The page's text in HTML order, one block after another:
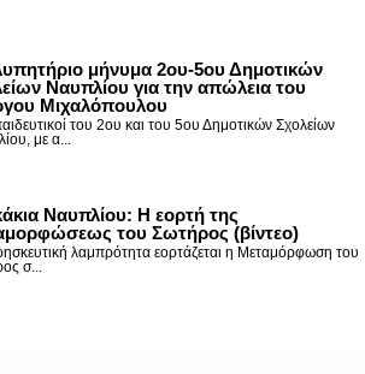
μήνυμα 2ου-5ου Δημοτικών
Ναυπλίου για την απώλεια του
Μιχαλόπουλου
του 2ου και του 5ου Δημοτικών Σχολείων
με α...
Ναυπλίου: Η εορτή της
του Σωτήρος (βίντεο)
λαμπρότητα εορτάζεται η Μεταμόρφωση του
σ...